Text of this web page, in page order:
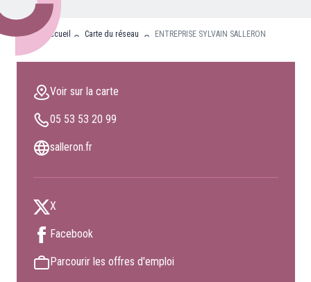
Clients professionnels
Accueil Carte du réseau ENTREPRISE SYLVAIN SALLERON
Voir sur la carte
05 53 53 20 99
salleron.fr
X
Facebook
Parcourir les offres d'emploi